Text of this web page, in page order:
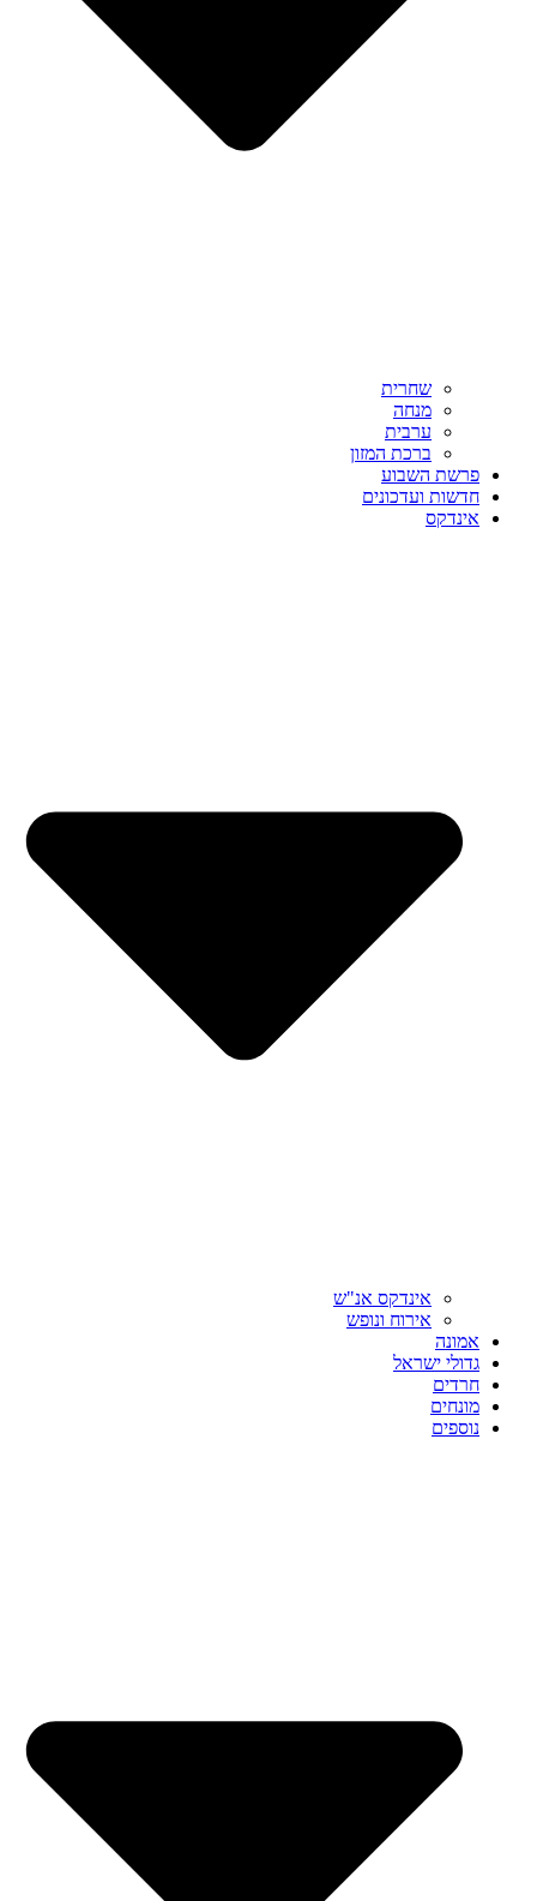
שחרית
מנחה
ערבית
ברכת המזון
פרשת השבוע
חדשות ועדכונים
אינדקס
אינדקס אנ"ש
אירוח ונופש
אמונה
גדולי ישראל
חרדים
מונחים
נוספים